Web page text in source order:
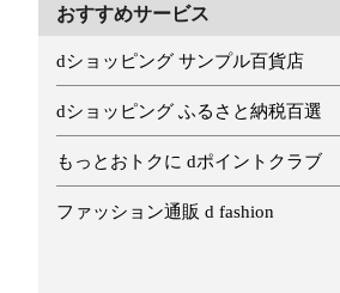
おすすめサービス
dショッピング サンプル百貨店
dショッピング ふるさと納税百選
もっとおトクに dポイントクラブ
ファッション通販 d fashion